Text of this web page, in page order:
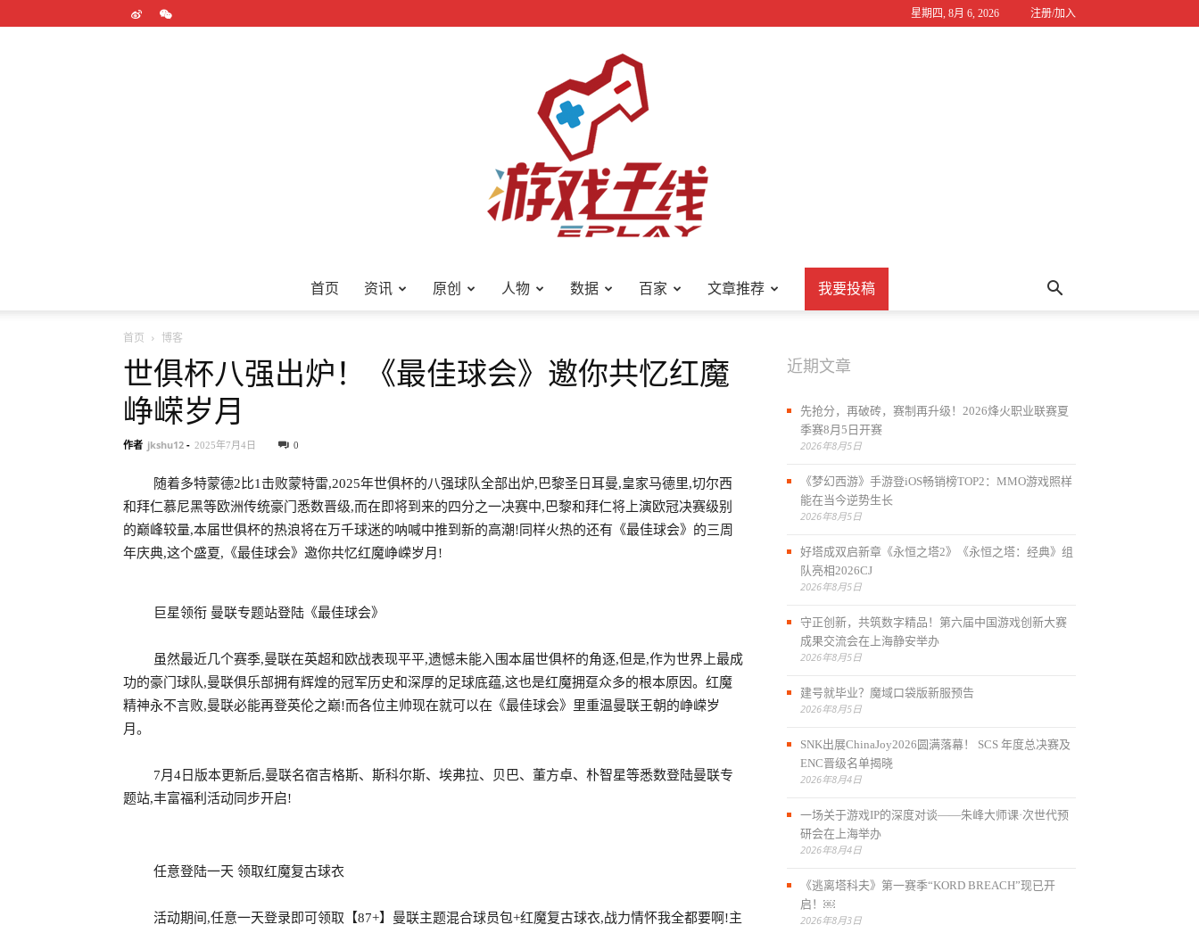
星期四, 8月 6, 2026 注册/加入
线
首页 资讯 原创 人物 数据 百家 文章推荐 我要投稿
首页 博客
世俱杯八强出炉！《最佳球会》邀你共忆红魔
峥嵘岁月
作者 jkshu12 - 2025年7月4日 0
随着多特蒙德2比1击败蒙特雷,2025年世俱杯的八强球队全部出炉,巴黎圣日耳曼,皇家马德里,切尔西
和拜仁慕尼黑等欧洲传统豪门悉数晋级,而在即将到来的四分之一决赛中,巴黎和拜仁将上演欧冠决赛级别
的巅峰较量,本届世俱杯的热浪将在万千球迷的呐喊中推到新的高潮!同样火热的还有《最佳球会》的三周
年庆典,这个盛夏,《最佳球会》邀你共忆红魔峥嵘岁月!
巨星领衔 曼联专题站登陆《最佳球会》
虽然最近几个赛季,曼联在英超和欧战表现平平,遗憾未能入围本届世俱杯的角逐,但是,作为世界上最成
功的豪门球队,曼联俱乐部拥有辉煌的冠军历史和深厚的足球底蕴,这也是红魔拥趸众多的根本原因。红魔
精神永不言败,曼联必能再登英伦之巅!而各位主帅现在就可以在《最佳球会》里重温曼联王朝的峥嵘岁
月。
7月4日版本更新后,曼联名宿吉格斯、斯科尔斯、埃弗拉、贝巴、董方卓、朴智星等悉数登陆曼联专
题站,丰富福利活动同步开启!
任意登陆一天 领取红魔复古球衣
活动期间,任意一天登录即可领取【87+】曼联主题混合球员包+红魔复古球衣,战力情怀我全都要啊!主
近期文章
先抢分，再破砖，赛制再升级！2026烽火职业联赛夏
季赛8月5日开赛
2026年8月5日
《梦幻西游》手游登iOS畅销榜TOP2：MMO游戏照样
能在当今逆势生长
2026年8月5日
好塔成双启新章《永恒之塔2》《永恒之塔：经典》组
队亮相2026CJ
2026年8月5日
守正创新，共筑数字精品！第六届中国游戏创新大赛
成果交流会在上海静安举办
2026年8月5日
建号就毕业？魔域口袋版新服预告
2026年8月5日
SNK出展ChinaJoy2026圆满落幕！ SCS 年度总决赛及
ENC晋级名单揭晓
2026年8月4日
一场关于游戏IP的深度对谈——朱峰大师课·次世代预
研会在上海举办
2026年8月4日
《逃离塔科夫》第一赛季“KORD BREACH”现已开
启！￼
2026年8月3日